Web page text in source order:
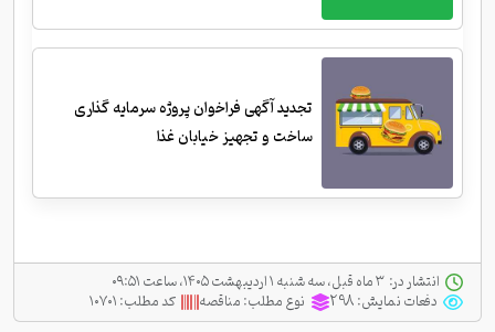
تجدید آگهی فراخوان پروژه سرمایه گذاری
ساخت و تجهیز خیابان غذا
انتشار در:
دفعات نمایش:298 نوع مطلب:مناقصه کد مطلب:۱۰۷۰۱